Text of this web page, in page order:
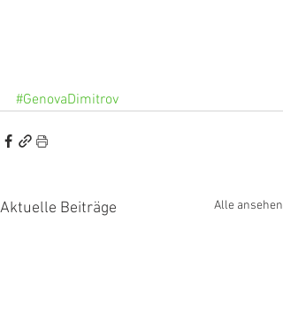
#GenovaDimitrov
Aktuelle Beiträge Alle ansehen